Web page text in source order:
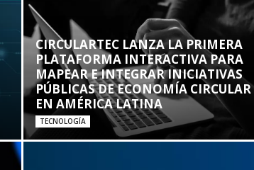
CIRCULARTEC LANZA LA PRIMERA
PLATAFORMA INTERACTIVA PARA
MAPEAR E INTEGRAR INICIATIVAS
PÚBLICAS DE ECONOMÍA CIRCULAR
EN AMÉRICA LATINA
TECNOLOGÍA